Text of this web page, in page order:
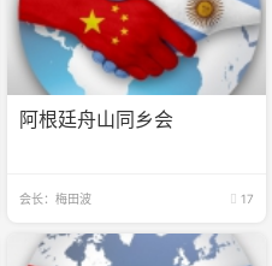
阿根廷舟山同乡会
会长：梅田波 17